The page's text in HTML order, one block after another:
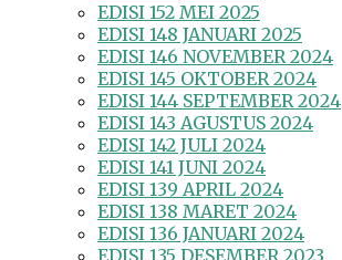
EDISI 152 MEI 2025
EDISI 148 JANUARI 2025
EDISI 146 NOVEMBER 2024
EDISI 145 OKTOBER 2024
EDISI 144 SEPTEMBER 2024
EDISI 143 AGUSTUS 2024
EDISI 142 JULI 2024
EDISI 141 JUNI 2024
EDISI 139 APRIL 2024
EDISI 138 MARET 2024
EDISI 136 JANUARI 2024
EDISI 135 DESEMBER 2023